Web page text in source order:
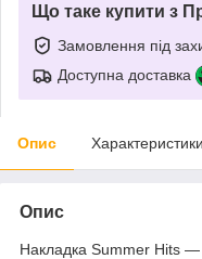
Що таке купити з
Замовлення під
Доступна доставка
Опис Характеристики
Опис
Накладка Summer Hits —